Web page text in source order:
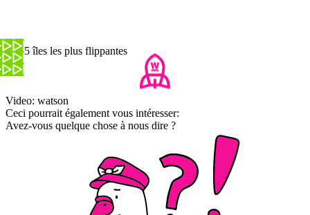
Les 5 îles les plus flippantes
Video: watson
Ceci pourrait également vous intéresser:
Avez-vous quelque chose à nous dire ?